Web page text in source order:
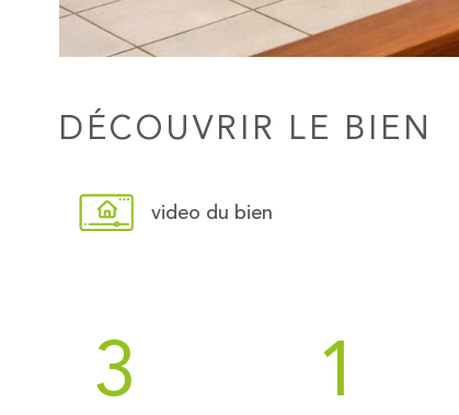
DÉCOUVRIR LE BIEN
video du bien
3 1